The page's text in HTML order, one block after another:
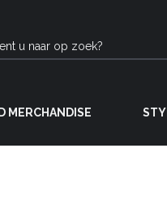
MERCHANDISE